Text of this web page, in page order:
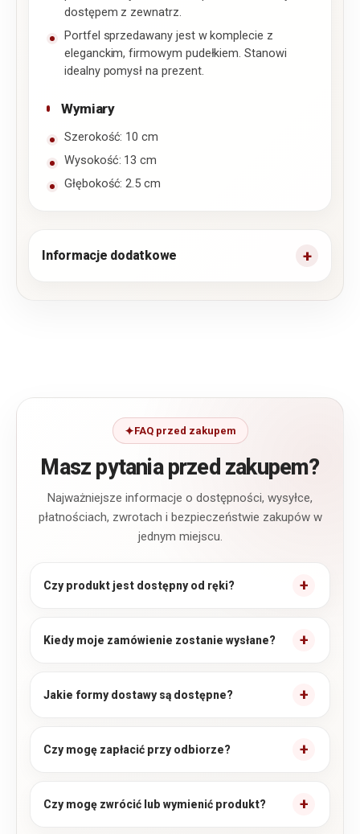
dostępem z zewnatrz.
Portfel sprzedawany jest w komplecie z
eleganckim, firmowym pudełkiem. Stanowi
idealny pomysł na prezent.
Wymiary
Szerokość: 10 cm
Wysokość: 13 cm
Głębokość: 2.5 cm
Informacje dodatkowe
FAQ przed zakupem
Masz pytania przed zakupem?
Najważniejsze informacje o dostępności, wysyłce,
płatnościach, zwrotach i bezpieczeństwie zakupów w
jednym miejscu.
Czy produkt jest dostępny od ręki?
Kiedy moje zamówienie zostanie wysłane?
Jakie formy dostawy są dostępne?
Czy mogę zapłacić przy odbiorze?
Czy mogę zwrócić lub wymienić produkt?